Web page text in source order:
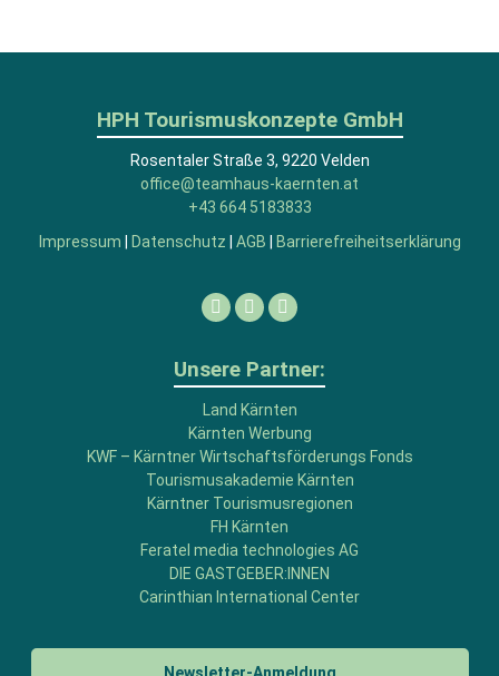
HPH Tourismuskonzepte GmbH
Rosentaler Straße 3, 9220 Velden
office@teamhaus-kaernten.at
+43 664 5183833
Impressum
Datenschutz AGB Barrierefreiheitserklärung
Facebook
LinkedinInstagram
Unsere Partner:
Land Kärnten
Kärnten Werbung
KWF – Kärntner Wirtschaftsförderungs Fonds
Tourismusakademie Kärnten
Kärntner Tourismusregionen
FH Kärnten
Feratel media technologies AG
DIE GASTGEBER:INNEN
Carinthian International Center